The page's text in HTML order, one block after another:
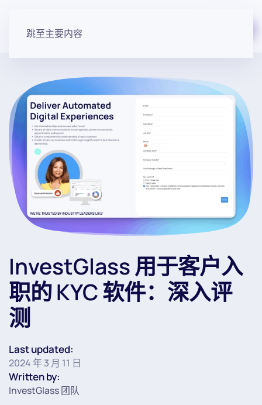
跳至主要内容
InvestGlass 用于客户入
职的 KYC 软件：深入评
测
Last updated:
2024 年 3 月 11 日
Written by:
InvestGlass 团队